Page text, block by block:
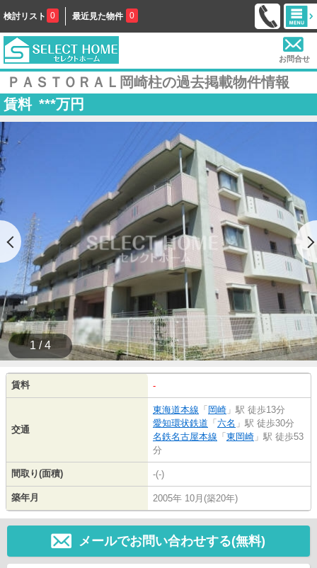
検討リスト 0 最近見た物件 0
お問合せ
ＰＡＳＴＯＲＡＬ岡崎柱の過去掲載物件情報
賃料 ***万円
1 / 4
賃料 -
交通
東海道本線 「 岡崎 」駅 徒歩13分
愛知環状鉄道 「 六名 」駅 徒歩30分
名鉄名古屋本線 「 東岡崎 」駅 徒歩53
分
間取り(面積) -(-)
築年月 2005年 10月(築20年)
メールでお問い合わせする(無料)